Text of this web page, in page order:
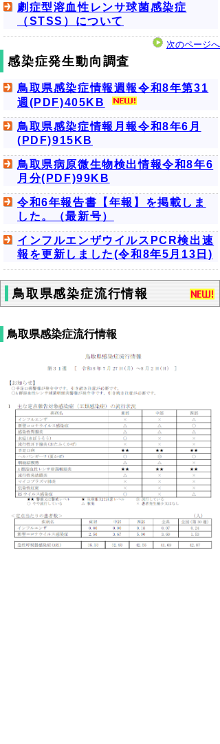
劇症型溶血性レンサ球菌感染症
（STSS）について
次のページへ
感染症発生動向調査
鳥取県感染症情報週報令和8年第31
週(PDF)405KB
鳥取県感染症情報月報令和8年6月
(PDF)915KB
鳥取県病原微生物検出情報令和8年6
月分(PDF)99KB
令和6年報告書【年報】を掲載しま
した。（最新号）
インフルエンザウイルスPCR検出速
報を更新しました(令和8年5月13日)
鳥取県感染症流行情報
鳥取県感染症流行情報